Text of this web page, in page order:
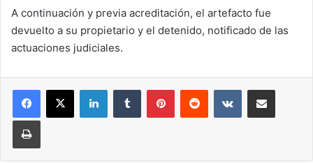
A continuación y previa acreditación, el artefacto fue
devuelto a su propietario y el detenido, notificado de las
actuaciones judiciales.